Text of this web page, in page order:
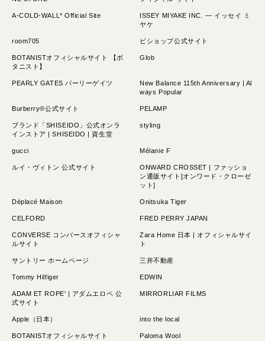
A-COLD-WALL* Official Site
ISSEY MIYAKE INC. — イッセイ ミ
ヤケ
room705 ビショップ公式サイト
BOTANISTオフィシャルサイト 【ボ
タニスト】
Glob
PEARLY GATES パーリーゲイツ
New Balance 115th Anniversary | Al
ways Popular
Burberry®公式サイト PELAMP
ブランド「SHISEIDO」公式オンラ
インストア | SHISEIDO | 資生堂
styling
gucci Mélanie F
ルイ・ヴィトン 公式サイト
ONWARD CROSSET | ファッショ
ン通販サイト[オンワード・クローゼ
ット]
Déplacé Maison Onitsuka Tiger
CELFORD FRED PERRY JAPAN
CONVERSE コンバースオフィシャ
ルサイト
Zara Home 日本 | オフィシャルサイ
ト
サントリー ホームページ 三井不動産
Tommy Hilfiger EDWIN
ADAM ET ROPE' | アダムエロペ 公
式サイト
MIRRORLIAR FILMS
Apple（日本） into the local
BOTANISTオフィシャルサイト Paloma Wool